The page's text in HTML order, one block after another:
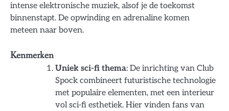
intense elektronische muziek, alsof je de toekomst
binnenstapt. De opwinding en adrenaline komen
meteen naar boven.
Kenmerken
Uniek sci-fi thema: De inrichting van Club
Spock combineert futuristische technologie
met populaire elementen, met een interieur
vol sci-fi esthetiek. Hier vinden fans van